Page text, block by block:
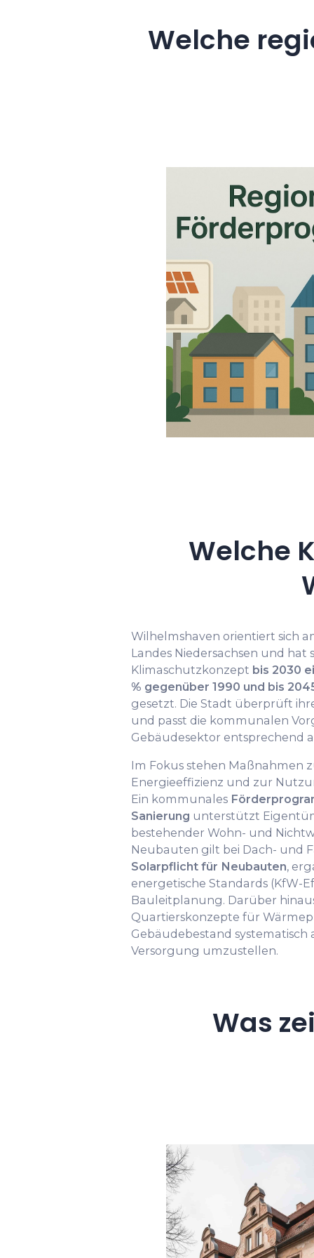
Welche
Welche
Wilhelmshaven orientiert sich
Landes Niedersachsen und hat
Klimaschutzkonzept bis 2030
% gegenüber 1990 und bis
gesetzt. Die Stadt überprüft
und passt die kommunalen
Gebäudesektor entsprechend
Im Fokus stehen Maßnahmen
Energieeffizienz und zur
Ein kommunales
Sanierung unterstützt
bestehender Wohn- und
Neubauten gilt bei Dach- und
Solarpflicht für Neubauten,
energetische Standards (KfW-
Bauleitplanung. Darüber
Quartierskonzepte für
Gebäudebestand
Versorgung umzustellen.
Was